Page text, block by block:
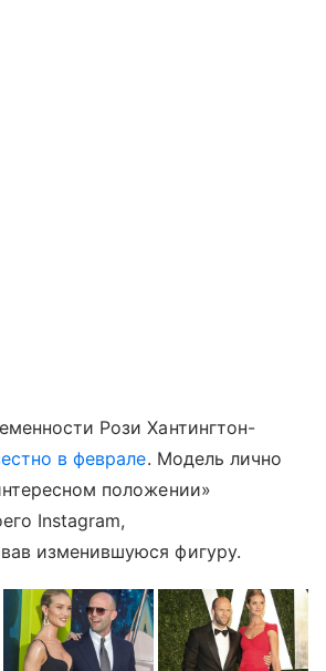
Рози Хантингтон-
в феврале. Модель лично
положении»
Instagram,
изменившуюся фигуру.